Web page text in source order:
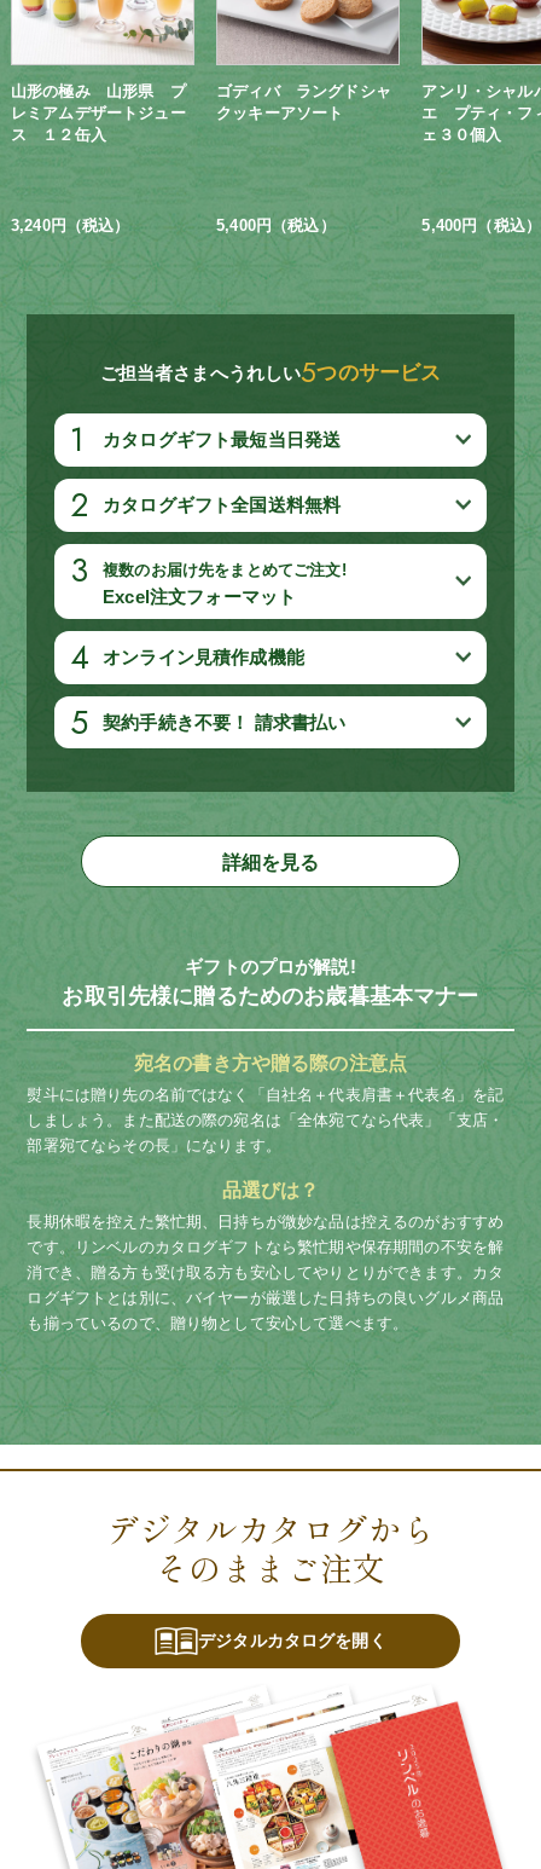
山形の極み 山形県 プ
レミアムデザートジュー
ス １２缶入
3,240円（税込）
ゴディバ ラングドシャ
クッキーアソート
5,400円（税込）
アンリ・シャル
エ プティ・フ
ェ３０個入
5,400円（税込）
ご担当者さまへうれしい5つのサービス
1 カタログギフト最短当日発送
2 カタログギフト全国送料無料
3 複数のお届け先をまとめてご注文!
Excel注文フォーマット
4 オンライン見積作成機能
5 契約手続き不要！ 請求書払い
詳細を見る
ギフトのプロが解説!
お取引先様に贈るためのお歳暮基本マナー
宛名の書き方や贈る際の注意点
熨斗には贈り先の名前ではなく「自社名＋代表肩書＋代表名」を記
しましょう。
また配送の際の宛名は「全体宛てなら代表」「支店・
部署宛てならその長」になります。
品選びは？
長期休暇を控えた繁忙期、日持ちが微妙な品は控えるのがおすすめ
です。リンベルのカタログギフトなら繁忙期や保存期間の不安を解
消でき、贈る方も受け取る方も安心してやりとりができます。カタ
ログギフトとは別に、バイヤーが厳選した日持ちの良いグルメ商品
も揃っているので、贈り物として安心して選べます。
デジタルカタログから
そのままご注文
デジタルカタログを開く